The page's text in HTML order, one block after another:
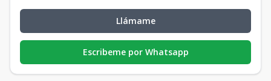
Llámame
Escribeme por Whatsapp